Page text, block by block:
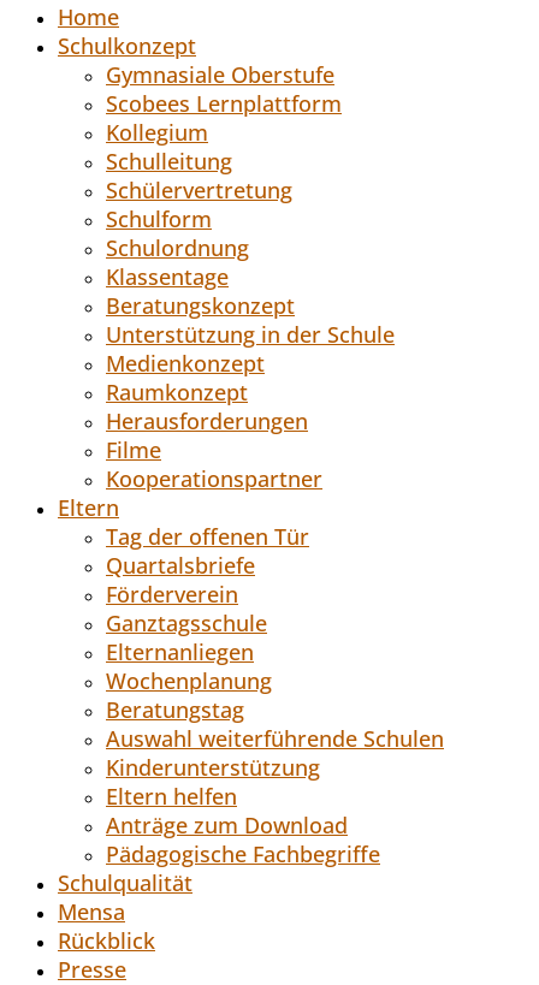
Home
Schulkonzept
Gymnasiale Oberstufe
Scobees Lernplattform
Kollegium
Schulleitung
Schülervertretung
Schulform
Schulordnung
Klassentage
Beratungskonzept
Unterstützung in der Schule
Medienkonzept
Raumkonzept
Herausforderungen
Filme
Kooperationspartner
Eltern
Tag der offenen Tür
Quartalsbriefe
Förderverein
Ganztagsschule
Elternanliegen
Wochenplanung
Beratungstag
Auswahl weiterführende Schulen
Kinderunterstützung
Eltern helfen
Anträge zum Download
Pädagogische Fachbegriffe
Schulqualität
Mensa
Rückblick
Presse